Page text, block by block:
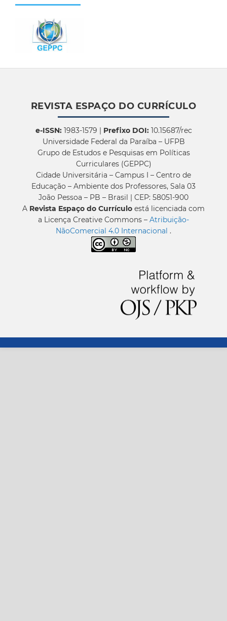
REVISTA ESPAÇO DO CURRÍCULO
e-ISSN:1983-1579 | Prefixo DOI:10.15687/rec
Universidade Federal da Paraíba – UFPB
Grupo de Estudos e Pesquisas em Políticas
Curriculares (GEPPC)
Cidade Universitária – Campus I – Centro de
Educação – Ambiente dos Professores, Sala 03
João Pessoa – PB – Brasil | CEP: 58051-900
A Revista Espaço do Currículo está licenciada com
a Licença Creative Commons – Atribuição-
NãoComercial 4.0 Internacional .